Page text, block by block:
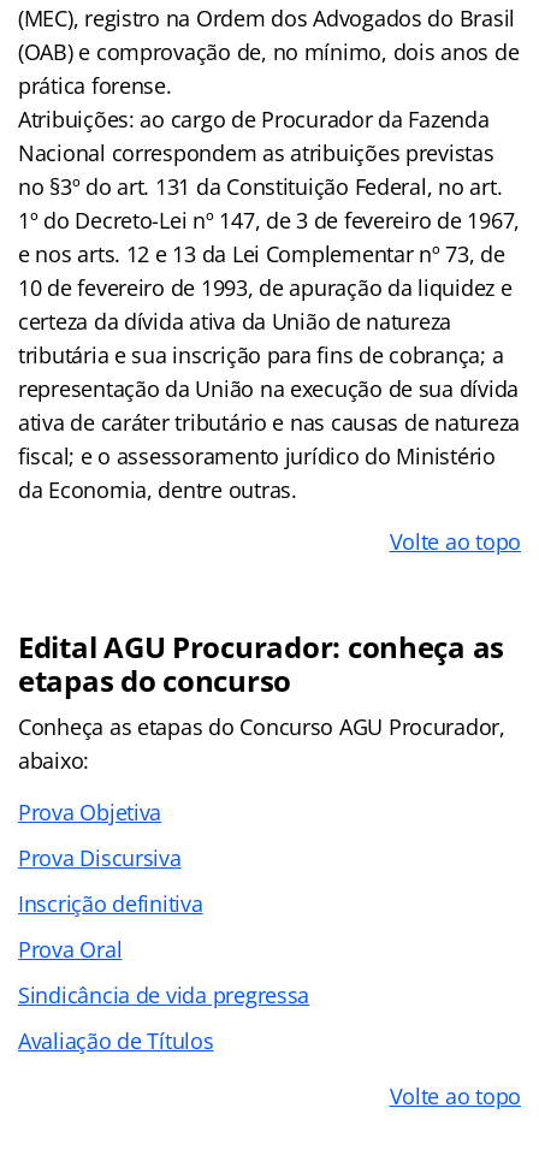
(MEC), registro na Ordem dos Advogados do Brasil
(OAB) e comprovação de, no mínimo, dois anos de
prática forense.
Atribuições: ao cargo de Procurador da Fazenda
Nacional correspondem as atribuições previstas
no §3º do art. 131 da Constituição Federal, no art.
1º do Decreto-Lei nº 147, de 3 de fevereiro de 1967,
e nos arts. 12 e 13 da Lei Complementar nº 73, de
10 de fevereiro de 1993, de apuração da liquidez e
certeza da dívida ativa da União de natureza
tributária e sua inscrição para fins de cobrança; a
representação da União na execução de sua dívida
ativa de caráter tributário e nas causas de natureza
fiscal; e o assessoramento jurídico do Ministério
da Economia, dentre outras.
Volte ao topo
Edital AGU Procurador: conheça as
etapas do concurso
Conheça as etapas do Concurso AGU Procurador,
abaixo:
Prova Objetiva
Prova Discursiva
Inscrição definitiva
Prova Oral
Sindicância de vida pregressa
Avaliação de Títulos
Volte ao topo